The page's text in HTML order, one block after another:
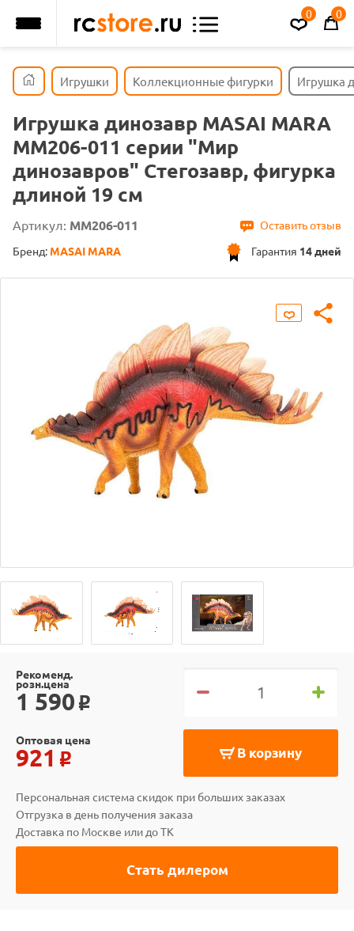
0 0
Игрушки Коллекционные фигурки Игрушка
Игрушка динозавр MASAI MARA
MM206-011 серии "Мир
динозавров" Стегозавр, фигурка
длиной 19 см
Артикул: MM206-011
Оставить отзыв
Гарантия 14 дней
Бренд: MASAI MARA
Рекоменд.
розн.цена
1 590 o
В корзину
Оптовая цена
921 o
Персональная система скидок при больших заказах
Отгрузка в день получения заказа
Доставка по Москве или до ТК
Стать дилером